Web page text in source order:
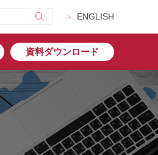
資料ダウンロード
ENGLISH